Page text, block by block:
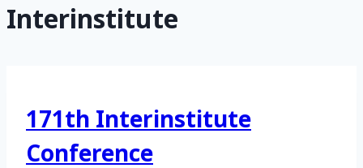
Interinstitute
171th Interinstitute
Conference